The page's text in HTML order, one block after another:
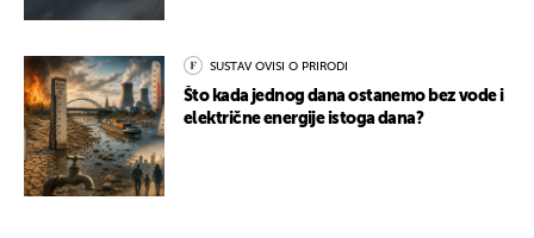
SUSTAV OVISI O PRIRODI
Što kada jednog dana ostanemo bez vode i
električne energije istoga dana?